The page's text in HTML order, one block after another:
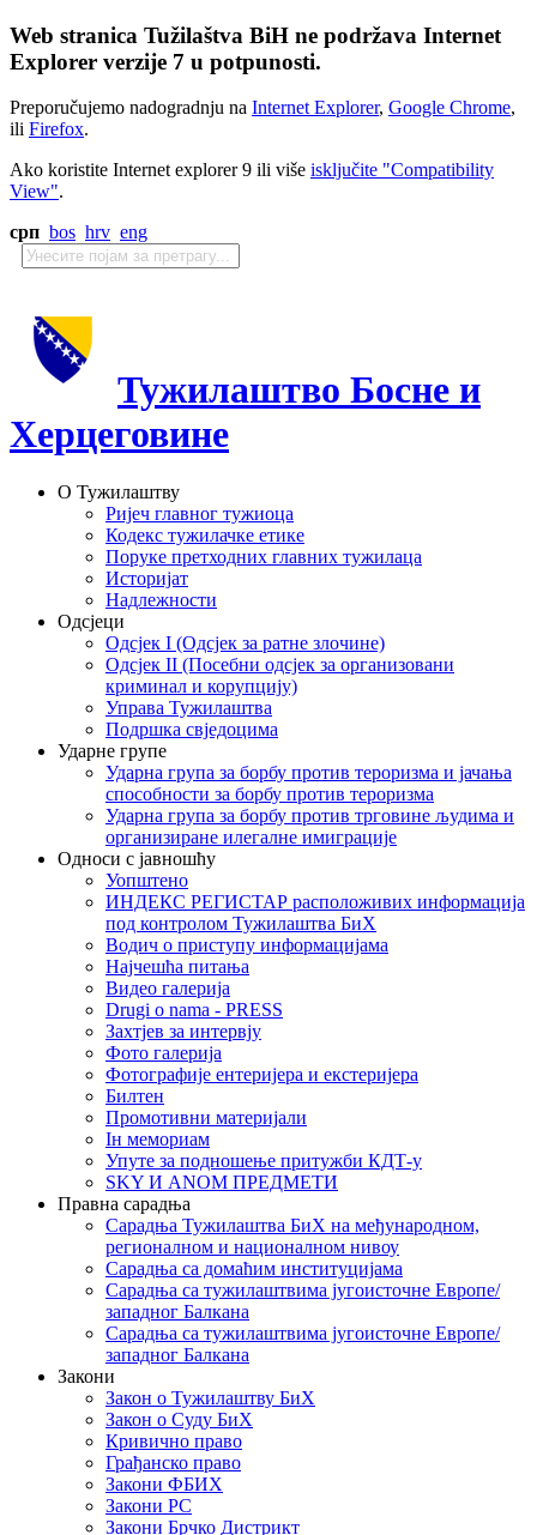
Web stranica Tužilaštva BiH ne podržava Internet
Explorer verzije 7 u potpunosti.
Preporučujemo nadogradnju na Internet Explorer, Google Chrome,
ili Firefox.
Ako koristite Internet explorer 9 ili više isključite "Compatibility
View".
срп bos hrv eng
Тужилаштво Босне и
Херцеговине
О Тужилаштву
Ријеч главног тужиоца
Кодекс тужилачке етике
Поруке претходних главних тужилаца
Историјат
Надлежности
Одсјеци
Одсјек I (Одсјек за ратне злочине)
Одсјек II (Посебни одсјек за организовани
криминал и корупцију)
Управа Тужилаштва
Подршка свједоцима
Ударне групе
Ударна група за борбу против тероризма и јачања
способности за борбу против тероризма
Ударна група за борбу против трговине људима и
организиране илегалне имиграције
Односи с јавношћу
Уопштено
ИНДЕКС РЕГИСТАР расположивих информација
под контролом Тужилаштва БиХ
Водич о приступу информацијама
Најчешћа питања
Видео галерија
Drugi o nama - PRESS
Захтјев за интервју
Фото галерија
Фотографије ентеријера и екстеријера
Билтен
Промотивни материјали
Iн мемориам
Упуте за подношење притужби КДТ-у
SKY И ANOM ПРЕДМЕТИ
Правна сарадња
Сарадња Тужилаштва БиХ на међународном,
регионалном и националном нивоу
Сарадња са домаћим институцијама
Сарадња са тужилаштвима југоисточне Европе/
западног Балкана
Сарадња са тужилаштвима југоисточне Европе/
западног Балкана
Закони
Закон о Тужилаштву БиХ
Закон о Суду БиХ
Кривично право
Грађанско право
Закони ФБИХ
Закони РС
Закони Брчко Дистрикт